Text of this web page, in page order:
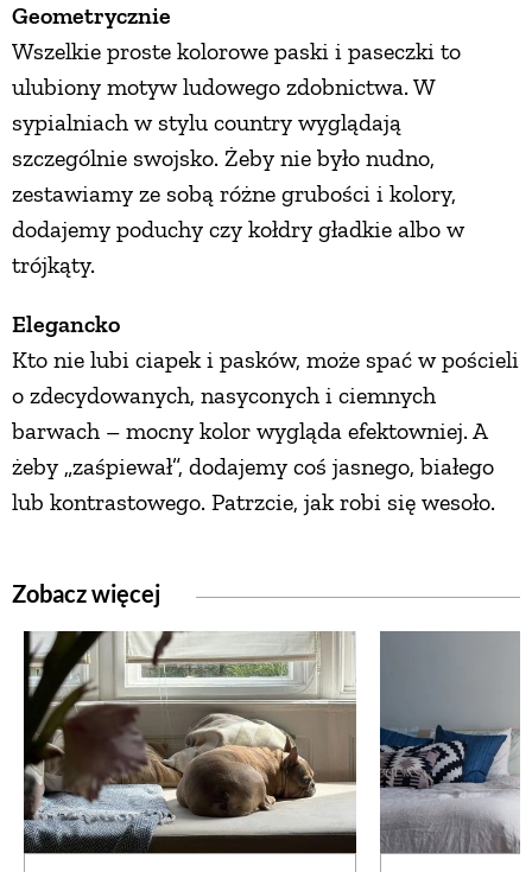
Geometrycznie
Wszelkie proste kolorowe paski i paseczki to
ulubiony motyw ludowego zdobnictwa. W
sypialniach w stylu country wyglądają
szczególnie swojsko. Żeby nie było nudno,
zestawiamy ze sobą różne grubości i kolory,
dodajemy poduchy czy kołdry gładkie albo w
trójkąty.
Elegancko
Kto nie lubi ciapek i pasków, może spać w pościeli
o zdecydowanych, nasyconych i ciemnych
barwach – mocny kolor wygląda efektowniej. A
żeby „zaśpiewał”, dodajemy coś jasnego, białego
lub kontrastowego. Patrzcie, jak robi się wesoło.
Zobacz więcej
ZRÓB TO SAM
PRZEPISY
ŚNIADANIA
DANIA GŁÓWNE
CIASTA I DESERY
PRZETWORY
INNE